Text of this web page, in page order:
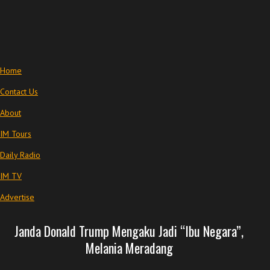
Home
Contact Us
About
IM Tours
Daily Radio
IM TV
Advertise
Janda Donald Trump Mengaku Jadi “Ibu Negara”,
Melania Meradang